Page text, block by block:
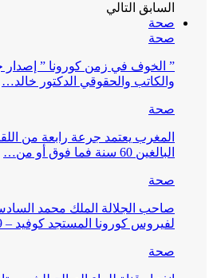
السابق التالي
صحة
صحة
” الخوف في زمن كورونا ” إصدار
والكاتب والحقوقي الدكتور خالد…
صحة
المغرب يعتمد جرعة رابعة من
البالغين 60 سنة فما فوق أو من…
صحة
صاحب الجلالة الملك محمد
لفيروس كورونا المستجد كوفيد – 19 ، بدون…
صحة